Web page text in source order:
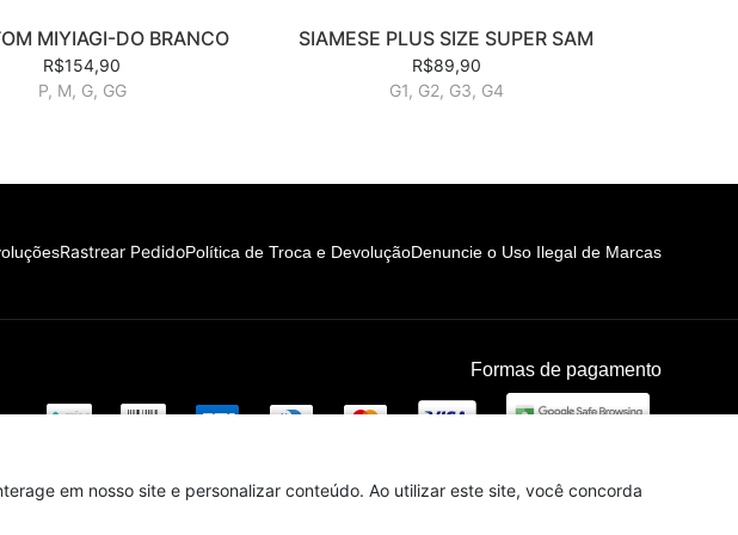
MIYIAGI-DO BRANCO
R$154,90
P, M, G, GG
SIAMESE PLUS SIZE SUPER SAM
R$89,90
G1, G2, G3, G4
em nosso site e personalizar conteúdo. Ao utilizar este site, você concorda
Rastrear PedidoPolítica de Troca e DevoluçãoDenuncie o Uso Ilegal de Marcas
Formas de pagamento